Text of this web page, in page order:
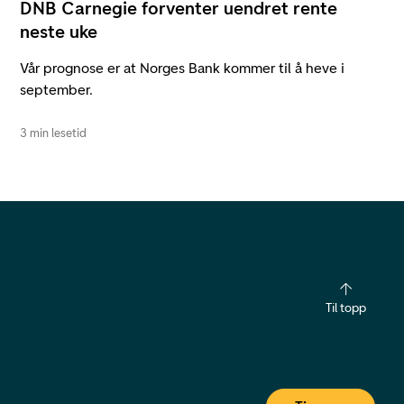
DNB Carnegie forventer uendret rente
neste uke
Vår prognose er at Norges Bank kommer til å heve i
september.
3 min lesetid
Til topp